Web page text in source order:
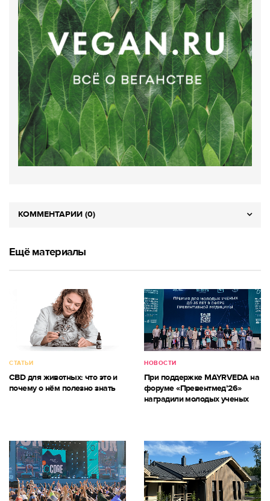
КОММЕНТАРИИ (0)
Ещё материалы
СТАТЬИ
CBD для животных: что это и
почему о нём полезно знать
НОВОСТИ
При поддержке MAYRVEDA на
форуме «Превентмед’26»
наградили молодых ученых